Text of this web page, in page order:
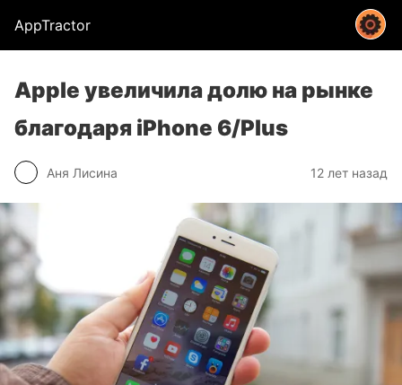
AppTractor
Apple увеличила долю на рынке
благодаря iPhone 6/Plus
Аня Лисина 12 лет назад